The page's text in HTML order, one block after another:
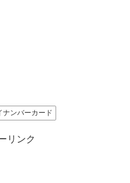
ナンバーカード
リンク